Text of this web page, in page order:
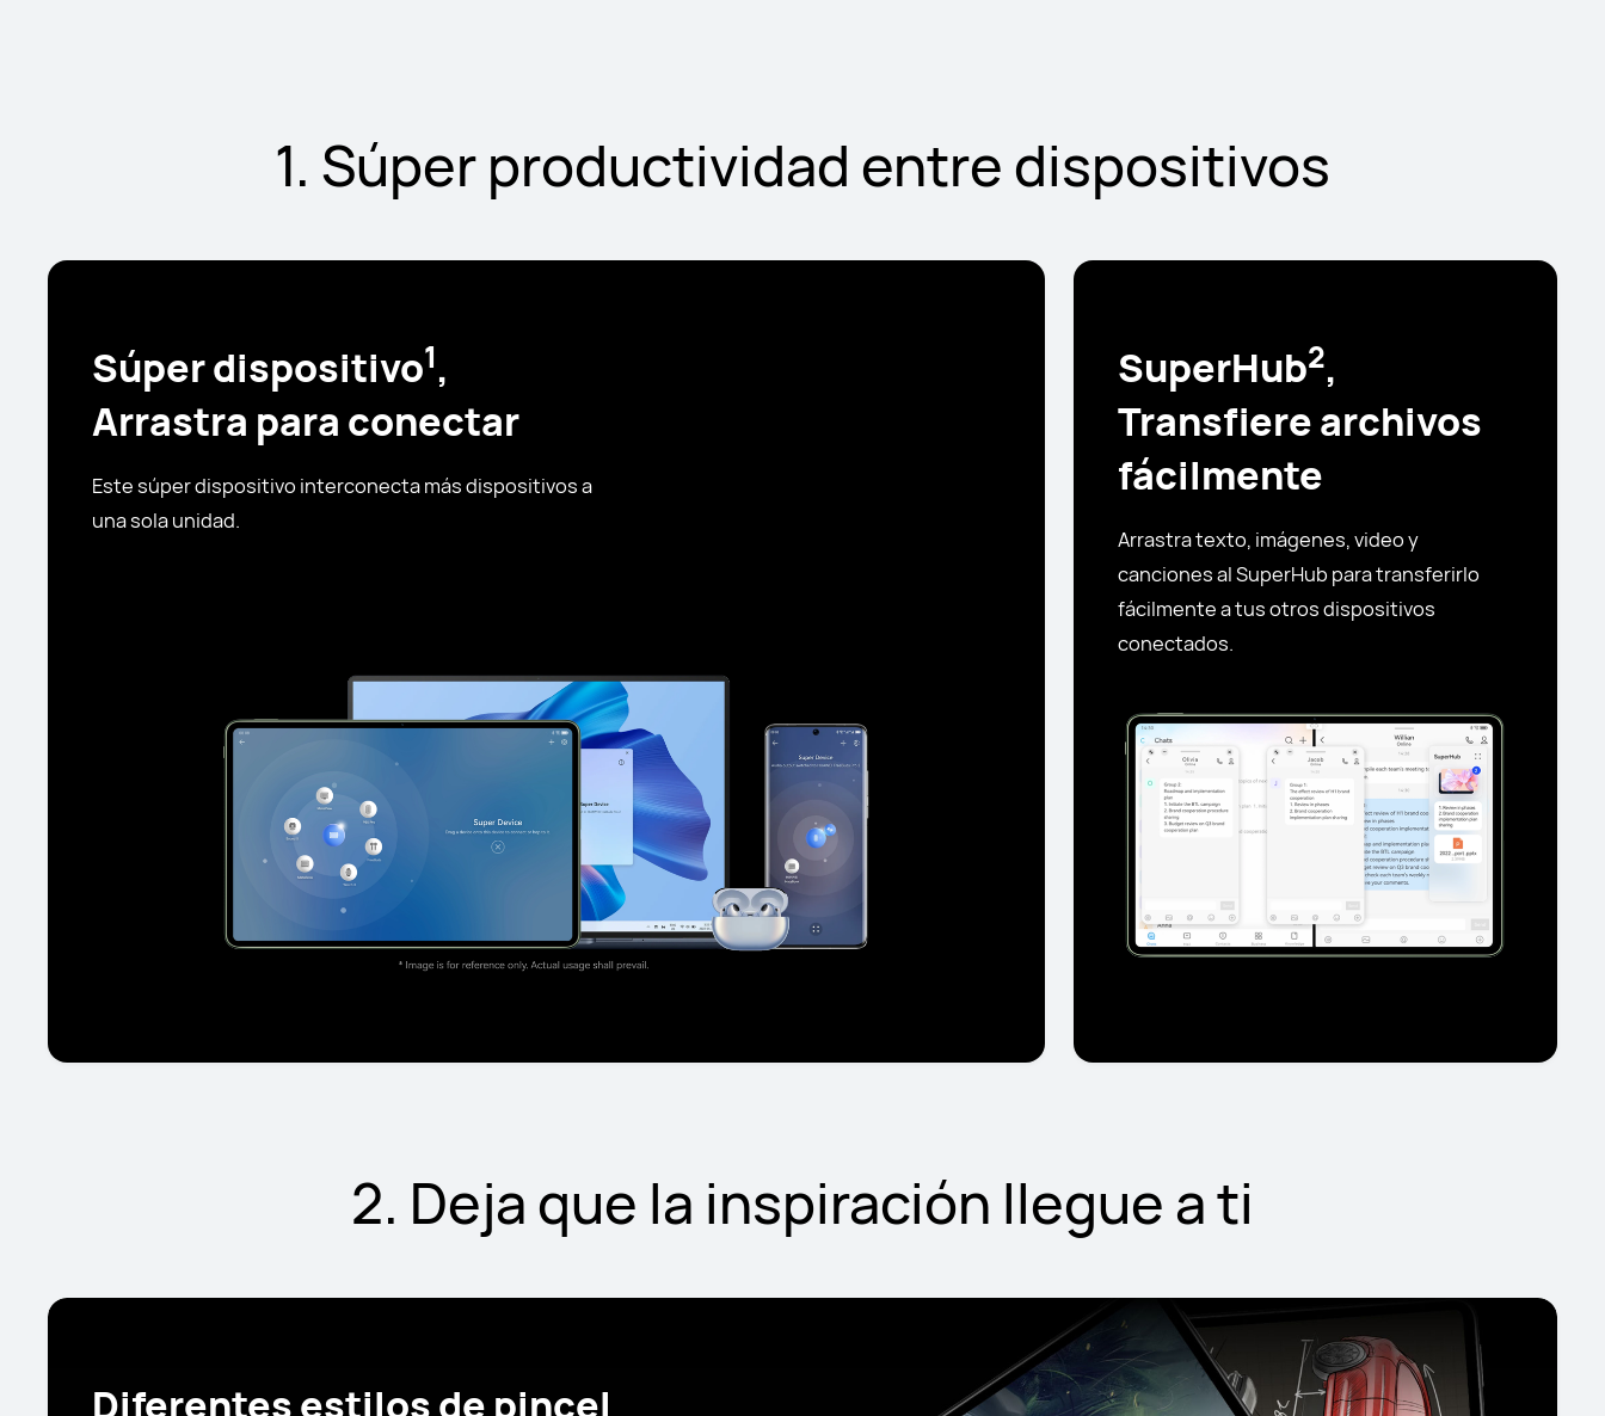
1. Súper productividad entre dispositivos
Súper dispositivo1,
Arrastra para conectar
Este súper dispositivo interconecta más dispositivos a
una sola unidad.
SuperHub2,
Transfiere archivos
fácilmente
Arrastra texto, imágenes, video y
canciones al SuperHub para transferirlo
fácilmente a tus otros dispositivos
conectados.
2. Deja que la inspiración llegue a ti